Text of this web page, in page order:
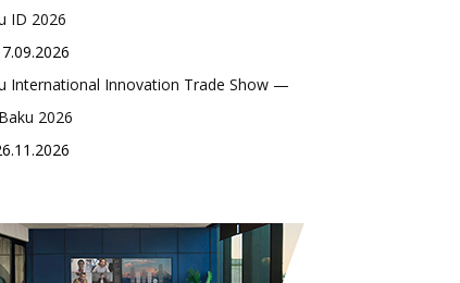
ID 2026
International Innovation Trade Show —
2026